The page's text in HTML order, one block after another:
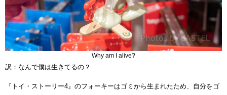
Why am I alive?
訳：なんで僕は生きてるの？
『トイ・ストーリー4』のフォーキーはゴミから生まれたため、自分をゴ